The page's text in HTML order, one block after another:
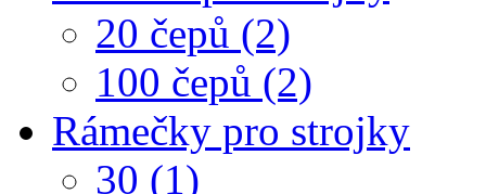
20 čepů (2)
100 čepů (2)
Rámečky pro strojky
30 (1)